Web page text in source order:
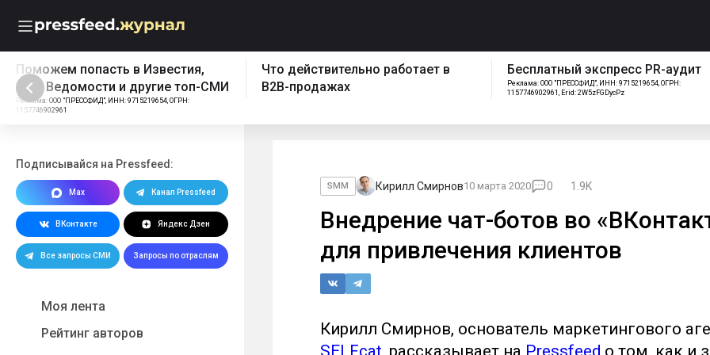
попасть в Известия,
и другие топ-СМИ
ИНН: 9715219654, ОГРН:
Что действительно работает в
B2B-продажах
Бесплатный экспресс PR-аудит
Реклама: ООО "ПРЕССФИД", ИНН: 9715219654, ОГРН:
1157746902961, Erid: 2W5zFGDycPz
Подписывайся на Pressfeed:
Max Канал Pressfeed
ВКонтакте Яндекс Дзен
Все запросы СМИ Запросы по отраслям
Моя лента
Рейтинг авторов
SMM Кирилл Смирнов10 марта 2020 0 1.9K
Внедрение чат-ботов во
для привлечения клиентов
Кирилл Смирнов, основатель маркетингового
SELFcat, рассказывает на Pressfeed о том, как и